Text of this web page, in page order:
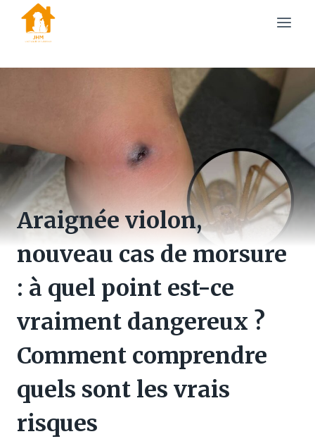
content
Araignée violon,
nouveau cas de morsure
: à quel point est-ce
vraiment dangereux ?
Comment comprendre
quels sont les vrais
risques